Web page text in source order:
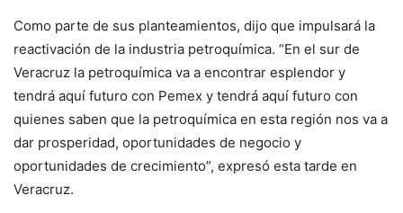
Como parte de sus planteamientos, dijo que impulsará la
reactivación de la industria petroquímica. “En el sur de
Veracruz la petroquímica va a encontrar esplendor y
tendrá aquí futuro con Pemex y tendrá aquí futuro con
quienes saben que la petroquímica en esta región nos va a
dar prosperidad, oportunidades de negocio y
oportunidades de crecimiento”, expresó esta tarde en
Veracruz.